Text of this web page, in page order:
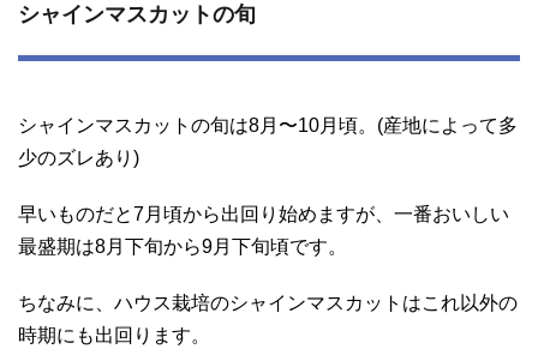
シャインマスカットの旬
シャインマスカットの旬は8月〜10月頃。(産地によって多
少のズレあり)
早いものだと7月頃から出回り始めますが、一番おいしい
最盛期は8月下旬から9月下旬頃です。
ちなみに、ハウス栽培のシャインマスカットはこれ以外の
時期にも出回ります。